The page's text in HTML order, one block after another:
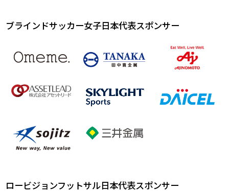
ブラインドサッカー女子日本代表スポンサー
ロービジョンフットサル日本代表スポンサー